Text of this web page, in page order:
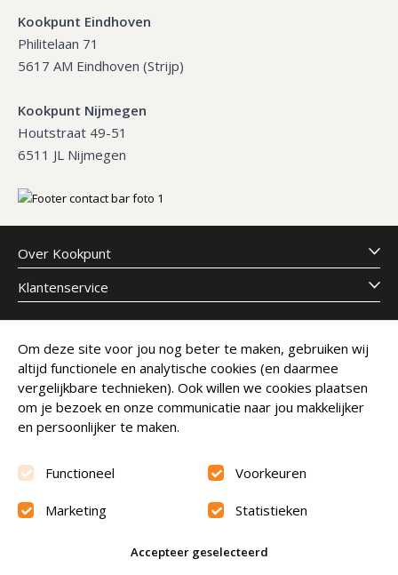
Kookpunt Eindhoven
Philitelaan 71
5617 AM Eindhoven (Strijp)
Kookpunt Nijmegen
Houtstraat 49-51
6511 JL Nijmegen
Over Kookpunt
Klantenservice
Meld je aan voor onze nieuwsbrief
E-mailadres
Abonneer
Beoordeling9.6
Om deze site voor jou nog beter te maken, gebruiken wij
altijd functionele en analytische cookies (en daarmee
vergelijkbare technieken). Ook willen we cookies plaatsen
om je bezoek en onze communicatie naar jou makkelijker
en persoonlijker te maken.
Functioneel Voorkeuren
Marketing Statistieken
Accepteer geselecteerd